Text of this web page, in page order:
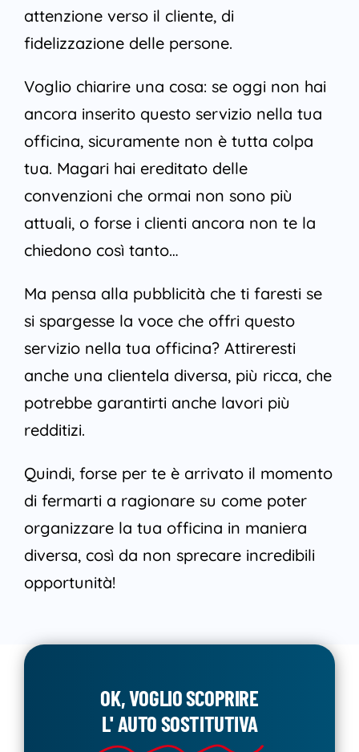
attenzione verso il cliente, di
fidelizzazione delle persone.
Voglio chiarire una cosa: se oggi non hai
ancora inserito questo servizio nella tua
officina, sicuramente non è tutta colpa
tua. Magari hai ereditato delle
convenzioni che ormai non sono più
attuali, o forse i clienti ancora non te la
chiedono così tanto…
Ma pensa alla pubblicità che ti faresti se
si spargesse la voce che offri questo
servizio nella tua officina? Attireresti
anche una clientela diversa, più ricca, che
potrebbe garantirti anche lavori più
redditizi.
Quindi, forse per te è arrivato il momento
di fermarti a ragionare su come poter
organizzare la tua officina in maniera
diversa, così da non sprecare incredibili
opportunità!
OK, VOGLIO SCOPRIRE
L' AUTO SOSTITUTIVA